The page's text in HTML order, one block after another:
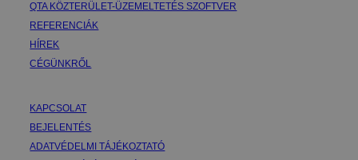
QTA KÖZTERÜLET-ÜZEMELTETÉS SZOFTVER
REFERENCIÁK
HÍREK
CÉGÜNKRŐL
KAPCSOLAT
BEJELENTÉS
ADATVÉDELMI TÁJÉKOZTATÓ